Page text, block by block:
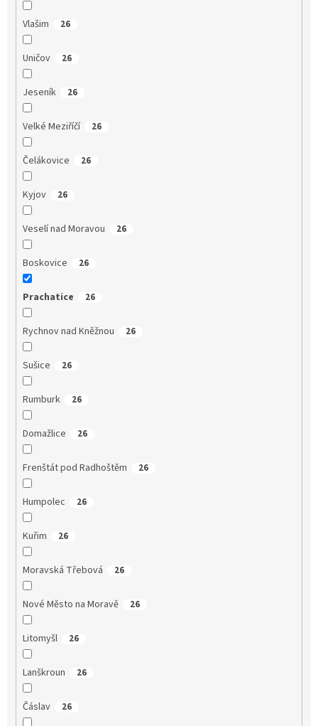
Vlašim 26
Uničov 26
Jeseník 26
Velké Meziříčí 26
Čelákovice 26
Kyjov 26
Veselí nad Moravou 26
Boskovice 26
Prachatice 26
Rychnov nad Kněžnou 26
Sušice 26
Rumburk 26
Domažlice 26
Frenštát pod Radhoštěm 26
Humpolec 26
Kuřim 26
Moravská Třebová 26
Nové Město na Moravě 26
Litomyšl 26
Lanškroun 26
Čáslav 26